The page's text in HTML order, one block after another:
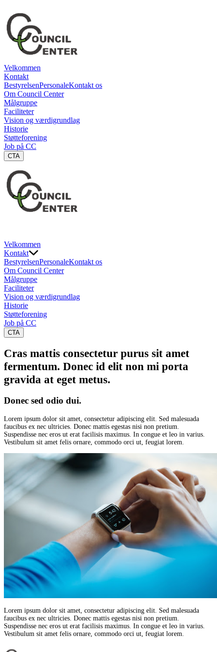
Velkommen
Kontakt
BestyrelsenPersonaleKontakt os
Om Council Center
Målgruppe
Faciliteter
Vision og værdigrundlag
Historie
Støtteforening
Job på CC
CTA
Velkommen
Kontakt
BestyrelsenPersonaleKontakt os
Om Council Center
Målgruppe
Faciliteter
Vision og værdigrundlag
Historie
Støtteforening
Job på CC
CTA
Cras mattis consectetur purus sit amet
fermentum. Donec id elit non mi porta
gravida at eget metus.
Donec sed odio dui.
Lorem ipsum dolor sit amet, consectetur adipiscing elit. Sed malesuada
faucibus ex nec ultricies. Donec mattis egestas nisi non pretium.
Suspendisse nec eros ut erat facilisis maximus. In congue et leo in varius.
Vestibulum sit amet felis ornare, commodo orci ut, feugiat lorem.
Lorem ipsum dolor sit amet, consectetur adipiscing elit. Sed malesuada
faucibus ex nec ultricies. Donec mattis egestas nisi non pretium.
Suspendisse nec eros ut erat facilisis maximus. In congue et leo in varius.
Vestibulum sit amet felis ornare, commodo orci ut, feugiat lorem.